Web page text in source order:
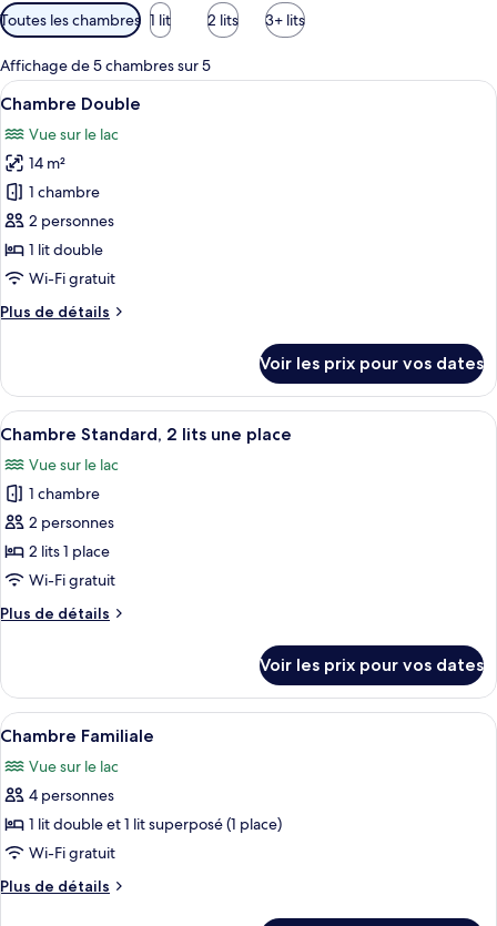
Filtres
disponibles
pour
les
chambres
Toutes les chambres 1 lit 2 lits 3+ lits
Affichage de 5 chambres sur 5
Afficher
toutes
les
photos
pour
ce
type
de
chambre :
Chambre
Un lit bien fait, avec une couverture
11
Chambre Double
Vue sur le lac
14 m²
1 chambre
2 personnes
1 lit double
Wi-Fi gratuit
Plus de détails
Plus
le
type
de
Chambre
Double
Voir les prix pour vos dates
Afficher
toutes
les
photos
pour
ce
type
chambre :
2
lits
place
Un lit double avec une couvre-lit à
10
Chambre Standard, 2 lits une place
Vue sur le lac
1 chambre
2 personnes
2 lits 1 place
Wi-Fi gratuit
Plus de détails
Plus
le
type
de
Chambre
Standard,
lits
une
Voir les prix pour vos dates
Afficher
toutes
les
photos
pour
ce
type
de
Un lit superposé avec une
10
Chambre Familiale
Vue sur le lac
4 personnes
1 lit double et 1 lit superposé (1 place)
Wi-Fi gratuit
Plus de détails
Plus